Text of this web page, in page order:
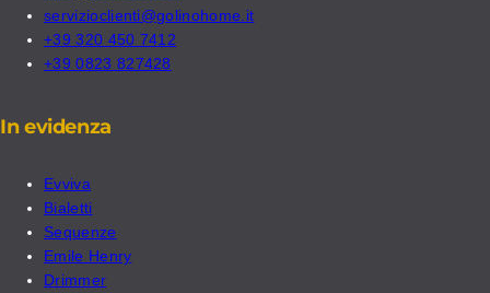
servizioclienti@golinohome.it
+39 320 450 7412
+39 0823 827428
In evidenza
Evviva
Bialetti
Sequenze
Emile Henry
Drimmer